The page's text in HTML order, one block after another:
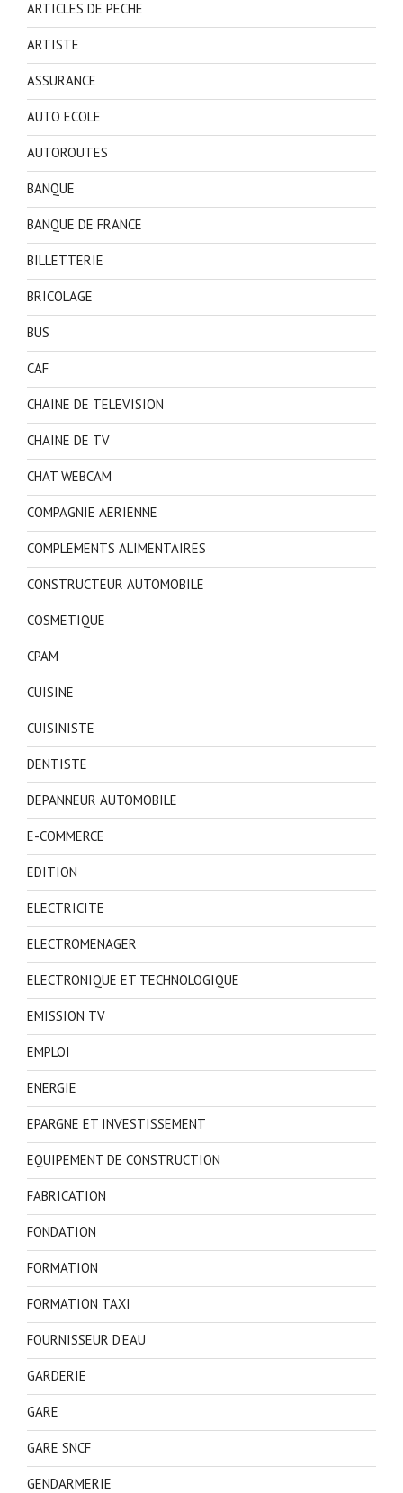
ARTICLES DE PECHE
ARTISTE
ASSURANCE
AUTO ECOLE
AUTOROUTES
BANQUE
BANQUE DE FRANCE
BILLETTERIE
BRICOLAGE
BUS
CAF
CHAINE DE TELEVISION
CHAINE DE TV
CHAT WEBCAM
COMPAGNIE AERIENNE
COMPLEMENTS ALIMENTAIRES
CONSTRUCTEUR AUTOMOBILE
COSMETIQUE
CPAM
CUISINE
CUISINISTE
DENTISTE
DEPANNEUR AUTOMOBILE
E-COMMERCE
EDITION
ELECTRICITE
ELECTROMENAGER
ELECTRONIQUE ET TECHNOLOGIQUE
EMISSION TV
EMPLOI
ENERGIE
EPARGNE ET INVESTISSEMENT
EQUIPEMENT DE CONSTRUCTION
FABRICATION
FONDATION
FORMATION
FORMATION TAXI
FOURNISSEUR D'EAU
GARDERIE
GARE
GARE SNCF
GENDARMERIE